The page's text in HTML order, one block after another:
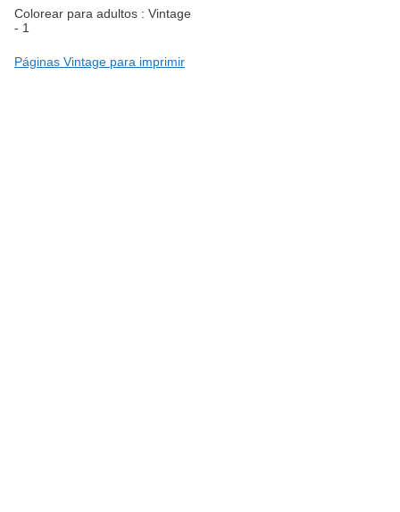
Colorear para adultos : Vintage
- 1
Páginas Vintage para imprimir